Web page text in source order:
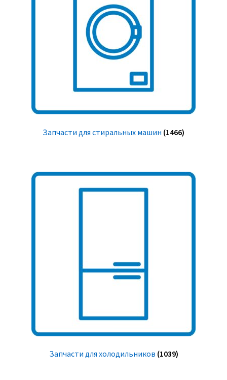
Запчасти для стиральных машин (1466)
Запчасти для холодильников (1039)